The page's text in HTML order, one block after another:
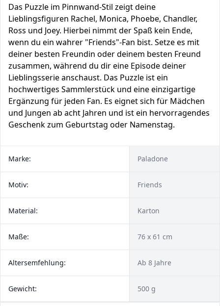
Das Puzzle im Pinnwand-Stil zeigt deine
Lieblingsfiguren Rachel, Monica, Phoebe, Chandler,
Ross und Joey. Hierbei nimmt der Spaß kein Ende,
wenn du ein wahrer "Friends"-Fan bist. Setze es mit
deiner besten Freundin oder deinem besten Freund
zusammen, während du dir eine Episode deiner
Lieblingsserie anschaust. Das Puzzle ist ein
hochwertiges Sammlerstück und eine einzigartige
Ergänzung für jeden Fan. Es eignet sich für Mädchen
und Jungen ab acht Jahren und ist ein hervorragendes
Geschenk zum Geburtstag oder Namenstag.
Marke: Paladone
Motiv: Friends
Material: Karton
Maße: 76 x 61 cm
Altersemfehlung: Ab 8 Jahre
Gewicht: 500 g